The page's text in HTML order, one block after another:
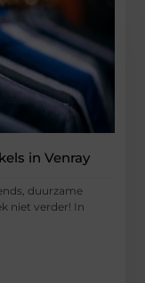
in Venray
duurzame
niet verder! In